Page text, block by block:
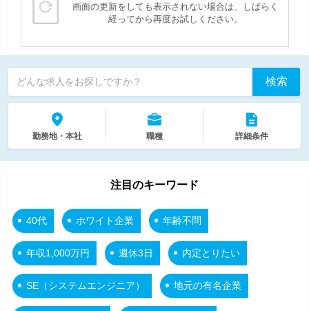
画面の更新をしても表示されない場合は、しばらく
経ってから再度お試しください。
どんな求人をお探しですか？ 検索
勤務地・本社 職種 詳細条件
注目のキーワード
40代 ホワイト企業 年齢不問
年収1,000万円 週休3日 内定とりたい
SE（システムエンジニア） 地元の有名企業